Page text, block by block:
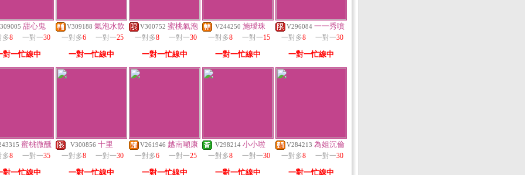
甜心鬼
多8 一對一30
對一忙線中
V309188 氣泡水飲
一對多6 一對一25
一對一忙線中
V300752 蜜桃氣泡
一對多8 一對一30
一對一忙線中
V244250 施璦珠
一對多8 一對一15
一對一忙線中
V296084 一一秀噴
一對多8 一對一30
一對一忙線中
蜜桃微醺
多8 一對一35
對一忙線中
V300856 十里
一對多8 一對一30
一對一忙線中
V261946 越南噸康
一對多6 一對一25
一對一忙線中
V298214 小小啦
一對多8 一對一30
一對一忙線中
V284213 為姐沉倫
一對多8 一對一30
一對一忙線中